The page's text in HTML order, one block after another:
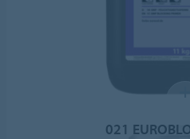
021